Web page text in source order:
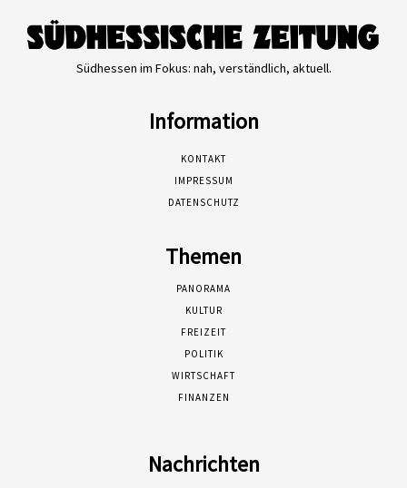
Südhessen im Fokus: nah, verständlich, aktuell.
Information
KONTAKT
IMPRESSUM
DATENSCHUTZ
Themen
PANORAMA
KULTUR
FREIZEIT
POLITIK
WIRTSCHAFT
FINANZEN
Nachrichten